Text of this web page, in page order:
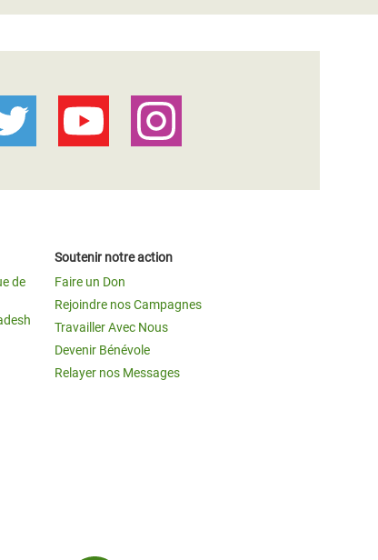
de
Soutenir notre action
Faire un Don
Rejoindre nos Campagnes
Travailler Avec Nous
Devenir Bénévole
Relayer nos Messages